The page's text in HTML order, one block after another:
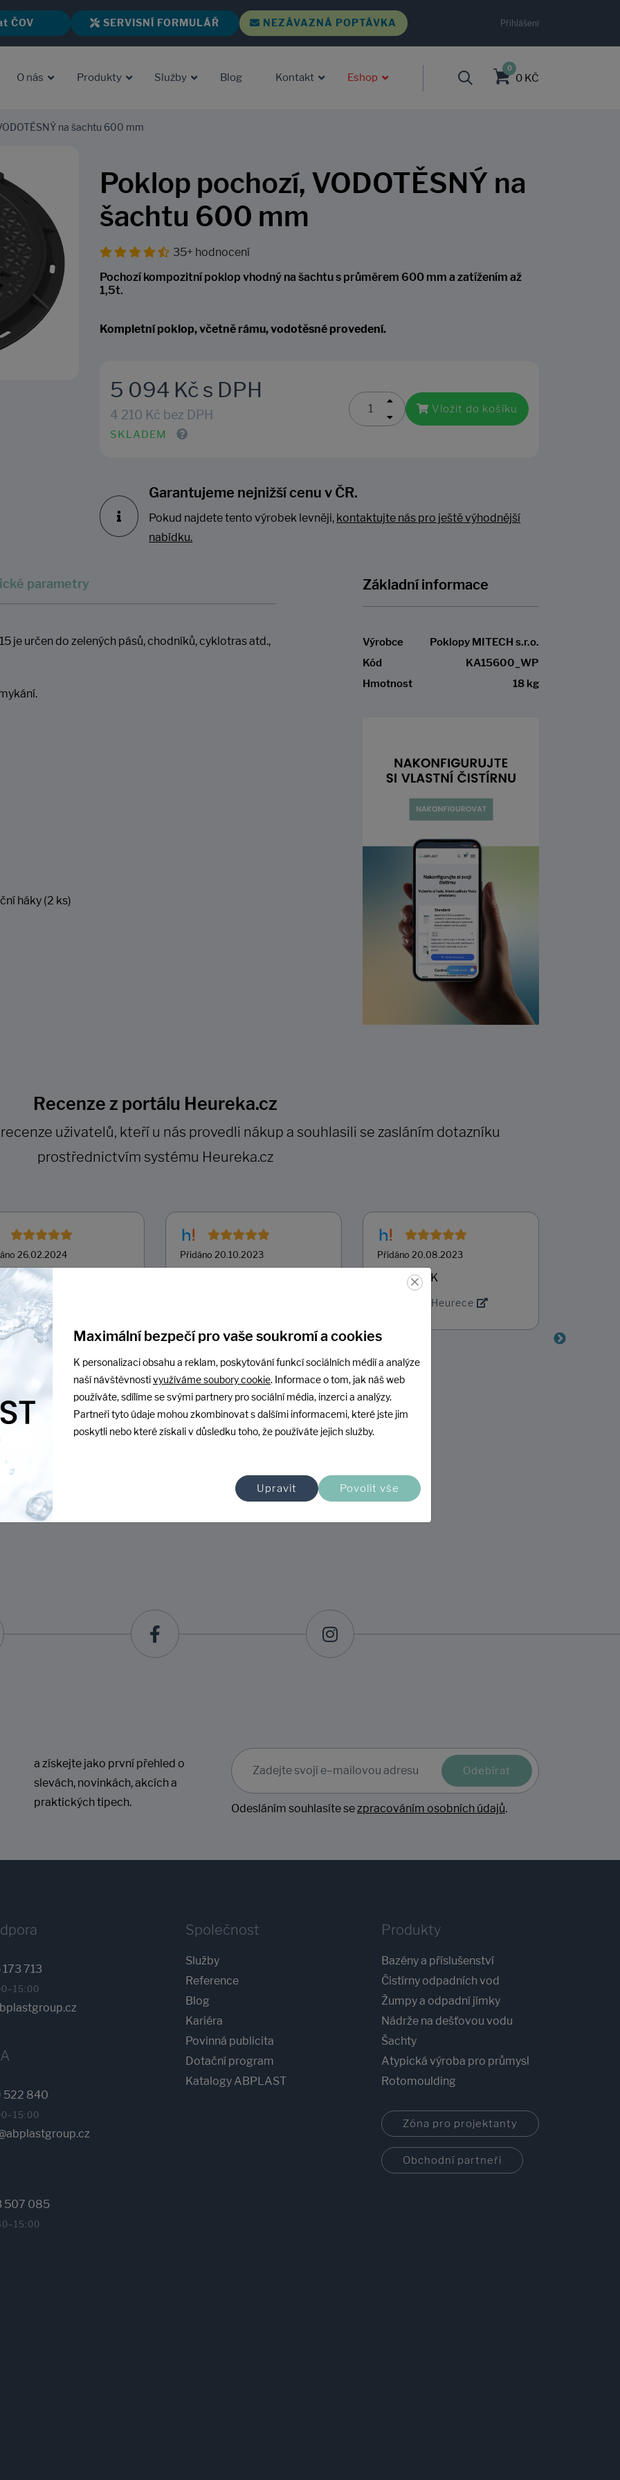
ČOV SERVISNÍ FORMULÁŘ NEZÁVAZNÁ POPTÁVKA Přihlášení
O nás Produkty Služby Blog Kontakt Eshop
0
0 KČ
na šachtu 600 mm
Poklop pochozí, VODOTĚSNÝ na
šachtu 600 mm
35+ hodnocení
Pochozí kompozitní poklop vhodný na šachtu s průměrem 600 mm a zatížením až
1,5t.
Kompletní poklop, včetně rámu, vodotěsné provedení.
5 094 Kč s DPH
4 210 Kč bez DPH
SKLADEM
Vložit do košíku
Garantujeme nejnižší cenu v ČR.
Pokud najdete tento výrobek levněji, kontaktujte nás pro ještě výhodnější
nabídku.
parametry
je určen do zelených pásů, chodníků, cyklotras atd.,
háky (2 ks)
Základní informace
Výrobce
Poklopy MITECH s.r.o.
Kód
KA15600_WP
Hmotnost
18 kg
Recenze z portálu Heureka.cz
uživatelů, kteří u nás provedli nákup a souhlasili se zasláním dotazníku
prostřednictvím systému Heureka.cz
26.02.2024
Vyber
Ceny
opakovaně,
na Heurece
Přidáno 20.10.2023 Přidáno 20.08.2023
Vše bylo OK
Ukázat na Heurece
a získejte jako první přehled o
slevách, novinkách, akcích a
praktických tipech.
Odebírat
Odesláním souhlasíte sezpracováním osobních údajů.
713
522 840
507 085
Společnost
Služby
Reference
Blog
Kariéra
Povinná publicita
Dotační program
Katalogy ABPLAST
Produkty
Bazény a příslušenství
Čistírny odpadních vod
Žumpy a odpadní jímky
Nádrže na dešťovou vodu
Šachty
Atypická výroba pro průmysl
Rotomoulding
Zóna pro projektanty
Obchodní partneři
×
Maximální bezpečí pro vaše soukromí a cookies
K personalizaci obsahu a reklam, poskytování funkcí sociálních médií a analýze
naší návštěvnostivyužíváme soubory cookie. Informace o tom, jak náš web
používáte, sdílíme se svými partnery pro sociální média, inzerci a analýzy.
Partneři tyto údaje mohou zkombinovat s dalšími informacemi, které jste jim
poskytli nebo které získali v důsledku toho, že používáte jejich služby.
Upravit Povolit vše